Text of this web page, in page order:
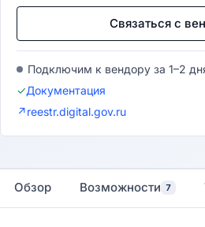
Связаться с
Подключим к вендору за 1–2
✓Документация
↗reestr.digital.gov.ru
Обзор Возможности 7